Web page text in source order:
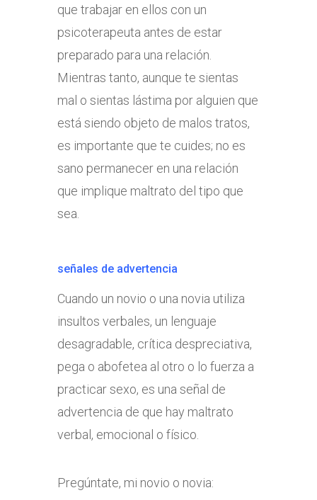
que trabajar en ellos con un
psicoterapeuta antes de estar
preparado para una relación.
Mientras tanto, aunque te sientas
mal o sientas lástima por alguien que
está siendo objeto de malos tratos,
es importante que te cuides; no es
sano permanecer en una relación
que implique maltrato del tipo que
sea.
señales de advertencia
Cuando un novio o una novia utiliza
insultos verbales, un lenguaje
desagradable, crítica despreciativa,
pega o abofetea al otro o lo fuerza a
practicar sexo, es una señal de
advertencia de que hay maltrato
verbal, emocional o físico.
Pregúntate, mi novio o novia: